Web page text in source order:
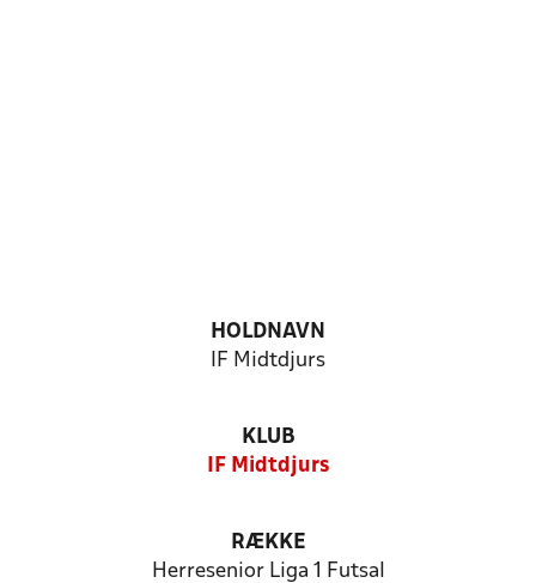
HOLDNAVN
IF Midtdjurs
KLUB
IF Midtdjurs
RÆKKE
Herresenior Liga 1 Futsal